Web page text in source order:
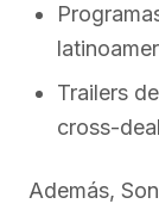
Trailers
cross-
Además,